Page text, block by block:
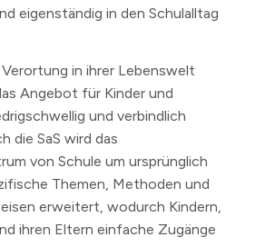
eigenständig in den Schulalltag
in ihrer Lebenswelt
Angebot für Kinder und
und verbindlich
die SaS wird das
von Schule um ursprünglich
Themen, Methoden und
erweitert, wodurch Kindern,
ihren Eltern einfache Zugänge